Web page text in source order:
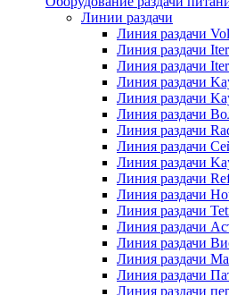
Линии раздачи
Линия раздачи
Линия раздачи
Линия раздачи
Линия раздачи
Линия раздачи
Линия раздачи
Линия раздачи
Линия раздачи
Линия раздачи
Линия раздачи
Линия раздачи
Линия раздачи
Линия раздачи
Линия раздачи
Линия раздачи
Линия раздачи
Линия раздачи